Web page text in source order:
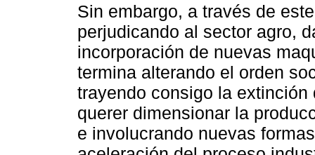
Sin embargo, a través de
perjudicando al sector agro,
incorporación de nuevas
termina alterando el orden
trayendo consigo la
querer dimensionar la
e involucrando nuevas